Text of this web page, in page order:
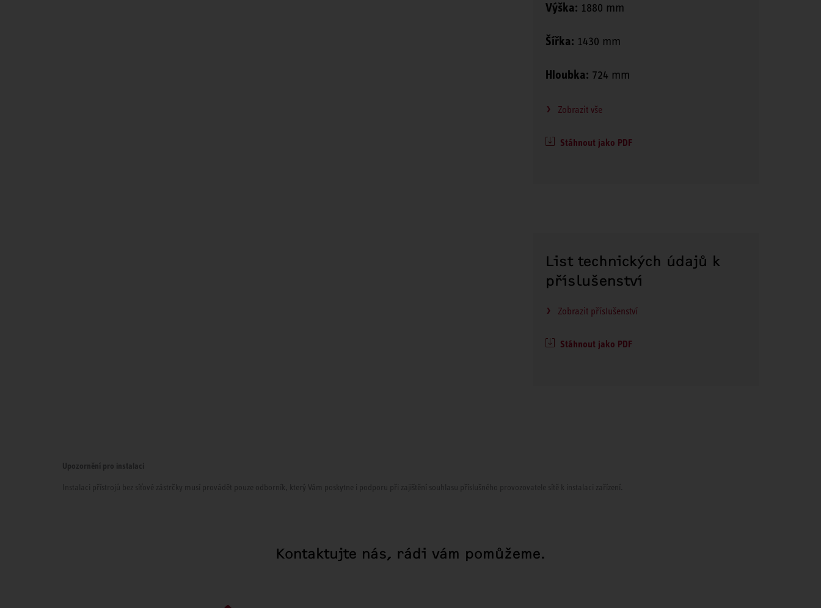
Výška: 1880 mm
Šířka: 1430 mm
Hloubka: 724 mm
Zobrazit vše
Stáhnout jako PDF
List technických údajů k
příslušenství
Zobrazit příslušenství
Stáhnout jako PDF
Upozornění pro instalaci
Instalaci přístrojů bez síťové zástrčky musí provádět pouze odborník, který Vám poskytne i podporu při zajištění souhlasu příslušného provozovatele sítě k instalaci zařízení.
Kontaktujte nás, rádi vám pomůžeme.